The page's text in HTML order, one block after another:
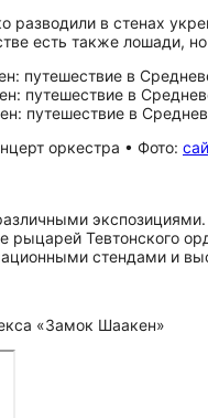
разводили в стенах
есть также лошади,
оркестра • Фото:
Тевтонского
стендами и
«Замок Шаакен»